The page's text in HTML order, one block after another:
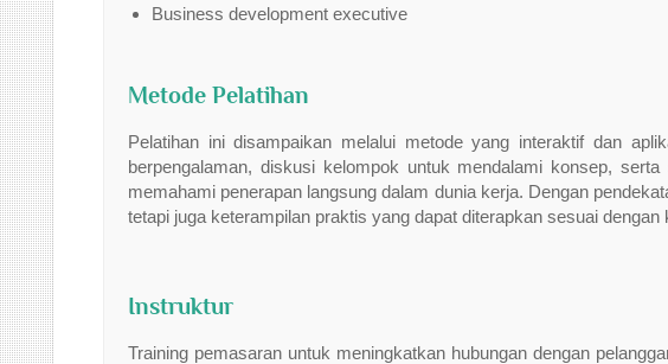
Business development executive
Metode Pelatihan
Pelatihan ini disampaikan melalui metode yang interaktif dan
berpengalaman, diskusi kelompok untuk mendalami konsep,
memahami penerapan langsung dalam dunia kerja. Dengan
tetapi juga keterampilan praktis yang dapat diterapkan sesuai dengan
Instruktur
Training pemasaran untuk meningkatkan hubungan dengan